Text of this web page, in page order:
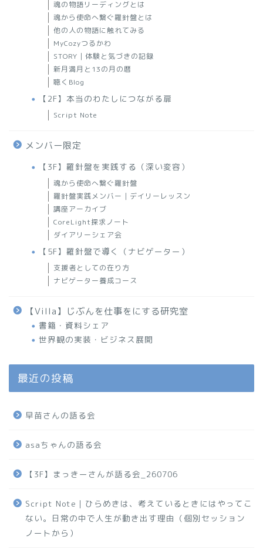
魂の物語リーディングとは
魂から使命へ繋ぐ羅針盤とは
他の人の物語に触れてみる
MyCozyつるかわ
STORY｜体験と気づきの記録
新月満月と13の月の暦
聴くBlog
【2F】本当のわたしにつながる扉
Script Note
メンバー限定
【3F】羅針盤を実践する（深い変容）
魂から使命へ繋ぐ羅針盤
羅針盤実践メンバー｜デイリーレッスン
講座アーカイブ
CoreLight探求ノート
ダイアリーシェア会
【5F】羅針盤で導く（ナビゲーター）
支援者としての在り方
ナビゲーター養成コース
【Villa】じぶんを仕事をにする研究室
書籍・資料シェア
世界観の実装・ビジネス展開
最近の投稿
早苗さんの語る会
asaちゃんの語る会
【3F】まっきーさんが語る会_260706
Script Note｜ひらめきは、考えているときにはやってこ
ない。日常の中で人生が動き出す理由（個別セッション
ノートから）